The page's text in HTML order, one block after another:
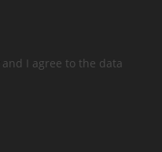
and I agree to the data